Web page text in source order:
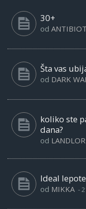
30+
od
Šta vas
od DARK
koliko ste
dana?
od
Ideal lepote
od MIKKA -